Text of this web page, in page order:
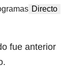
Directo
fue anterior